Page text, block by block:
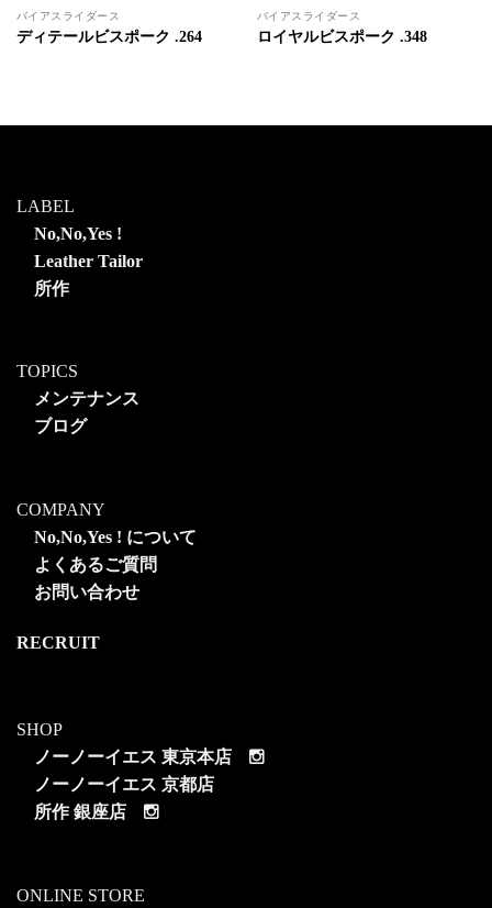
バイアスライダース
ディテールビスポーク .264
バイアスライダース
ロイヤルビスポーク .348
LABEL
No,No,Yes !
Leather Tailor
所作
TOPICS
メンテナンス
ブログ
COMPANY
No,No,Yes ! について
よくあるご質問
お問い合わせ
RECRUIT
SHOP
ノーノーイエス 東京本店
ノーノーイエス 京都店
所作 銀座店
ONLINE STORE